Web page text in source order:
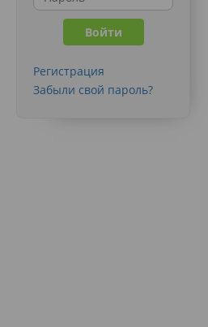
Регистрация
Забыли свой пароль?